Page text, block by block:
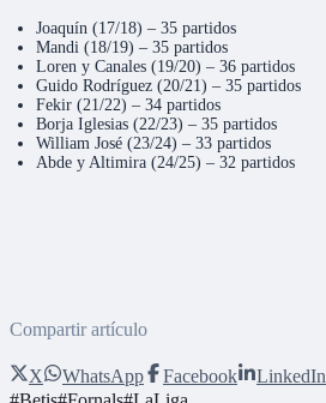
Joaquín (17/18) – 35 partidos
Mandi (18/19) – 35 partidos
Loren y Canales (19/20) – 36 partidos
Guido Rodríguez (20/21) – 35 partidos
Fekir (21/22) – 34 partidos
Borja Iglesias (22/23) – 35 partidos
William José (23/24) – 33 partidos
Abde y Altimira (24/25) – 32 partidos
Compartir artículo
X WhatsApp Facebook LinkedIn